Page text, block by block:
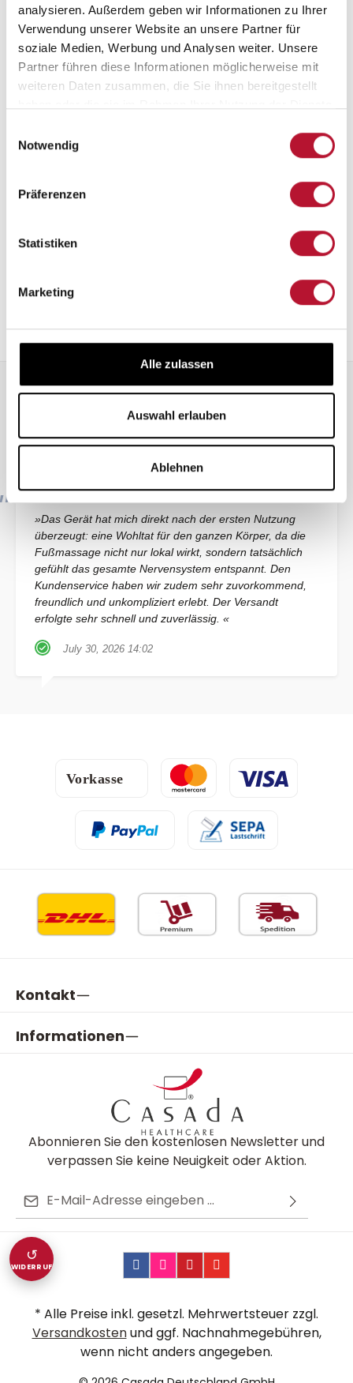
analysieren. Außerdem geben wir Informationen zu Ihrer
Verwendung unserer Website an unsere Partner für
soziale Medien, Werbung und Analysen weiter. Unsere
Partner führen diese Informationen möglicherweise mit
weiteren Daten zusammen, die Sie ihnen bereitgestellt
Notwendig
Präferenzen
Statistiken
Marketing
Alle zulassen
Auswahl erlauben
Ablehnen
In den Warenkorb
Kunden bewerteten unsere Artikel durchschnittlich mit
4.84 / 5.00
»Das Gerät hat mich direkt nach der ersten Nutzung
überzeugt: eine Wohltat für den ganzen Körper, da die
Fußmassage nicht nur lokal wirkt, sondern tatsächlich
gefühlt das gesamte Nervensystem entspannt. Den
Kundenservice haben wir zudem sehr zuvorkommend,
freundlich und unkompliziert erlebt. Der Versandt
erfolgte sehr schnell und zuverlässig. «
July 30, 2026 14:02
Kontakt
Informationen
Abonnieren Sie den kostenlosen Newsletter und
verpassen Sie keine Neuigkeit oder Aktion.
E-Mail-Adresse*
Ich habe die
Kenntnis genommen und die
mit ihnen einverstanden.
Diese Seite ist durch reCAPTCHA geschützt und es gelten die
Datenschutzrichtlinie
Die mit einem Stern (*) markierten Felder sind
Pflichtfelder.
* Alle Preise inkl. gesetzl. Mehrwertsteuer zzgl.
Versandkostenund ggf. Nachnahmegebühren,
wenn nicht anders angegeben.
↺
WIDERRUF